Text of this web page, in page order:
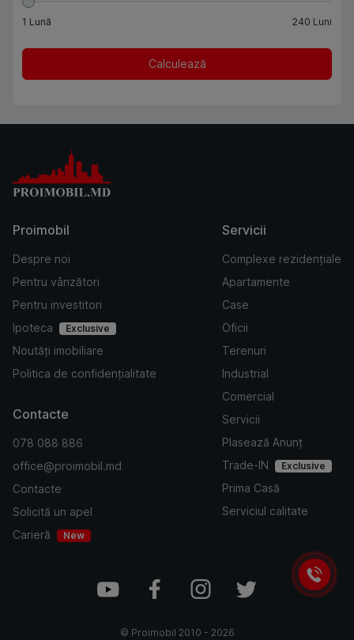
1 Lună 240 Luni
Calculează
Proimobil
Despre noi
Pentru vânzători
Pentru investitori
Ipoteca
Exclusive
Noutăți imobiliare
Politica de confidențialitate
Servicii
Complexe rezidențiale
Apartamente
Case
Oficii
Terenuri
Industrial
Comercial
Servicii
Plasează Anunț
Trade-IN
Exclusive
Prima Casă
Serviciul calitate
Contacte
078 088 886
office@proimobil.md
Contacte
Solicită un apel
Carieră
New
© Proimobil 2010 - 2026